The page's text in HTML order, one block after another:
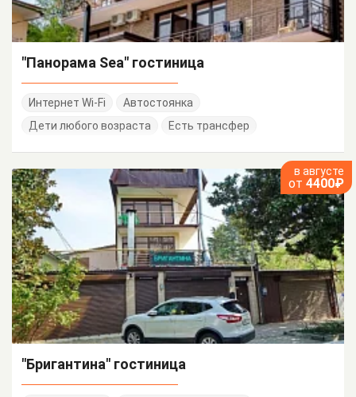
"Панорама Sea" гостиница
Интернет Wi-Fi
Автостоянка
Дети любого возраста
Есть трансфер
в августе
от 4400₽
"Бригантина" гостиница